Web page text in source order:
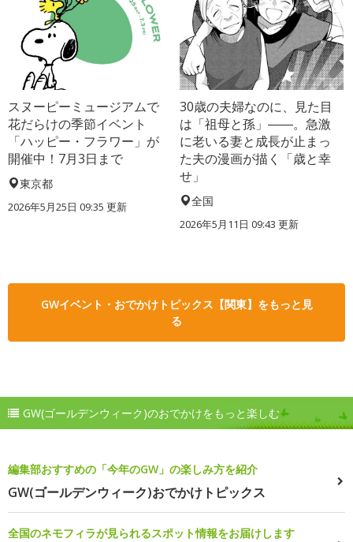
スヌーピーミュージアムで
花だらけの季節イベント
「ハッピー・フラワー」が
開催中！7月3日まで
東京都
2026年5月25日 09:35 更新
30歳の夫婦なのに、見た目
は「祖母と孫」――。急激
に老いる妻と成長が止まっ
た夫の漫画が描く「歳と幸
せ」
全国
2026年5月11日 09:43 更新
GWイベント・おでかけトピックス【関東】をもっと見
る
GW(ゴールデンウィーク)のおでかけをもっと楽しむ
編集部おすすめの「今年のGW」の楽しみ方を紹介
GW(ゴールデンウィーク)おでかけトピックス
全国のネモフィラが見られるスポット情報をお届けします